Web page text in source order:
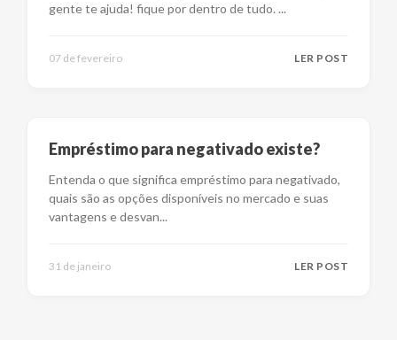
gente te ajuda! fique por dentro de tudo. ...
07 de fevereiro LER POST
Empréstimo para negativado existe?
Entenda o que significa empréstimo para negativado,
quais são as opções disponíveis no mercado e suas
vantagens e desvan...
31 de janeiro LER POST